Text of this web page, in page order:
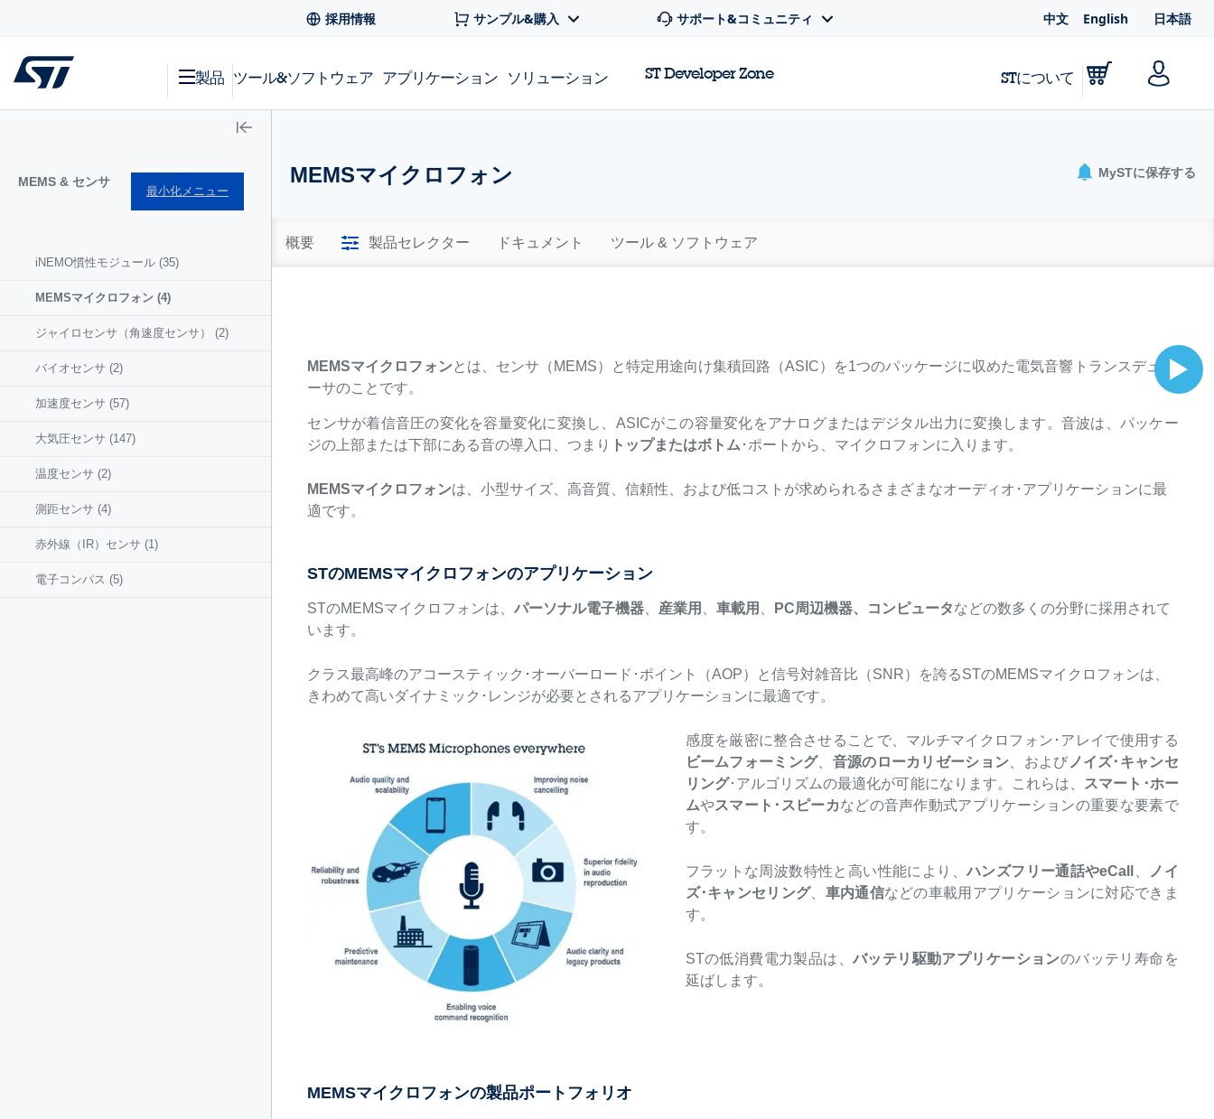
採用情報 サンプル&購入 サポート&コミュニティ 中文 English 日本語
製品 ツール&ソフトウェア アプリケーション ソリューション ST Developer Zone STについて
MEMS & センサ
最小化メニュー
iNEMO慣性モジュール (35)
MEMSマイクロフォン (4)
ジャイロセンサ（角速度センサ） (2)
バイオセンサ (2)
加速度センサ (57)
大気圧センサ (147)
温度センサ (2)
測距センサ (4)
赤外線（IR）センサ (1)
電子コンパス (5)
MEMSマイクロフォン MySTに保存する
概要 製品セレクター ドキュメント ツール & ソフトウェア
MEMSマイクロフォン とは、センサ（MEMS）と特定用途向け集積回路（ASIC）を1つのパッケージに収めた電気音響トランスデュ
ーサのことです。
センサが着信音圧の変化を容量変化に変換し、ASICがこの容量変化をアナログまたはデジタル出力に変換します。音波は、パッケー
ジの上部または下部にある音の導入口、つまり
トップまたはボトム ･ポートから、マイクロフォンに入ります。
MEMSマイクロフォンは、小型サイズ、高音質、信頼性、および低コストが求められるさまざまなオーディオ･アプリケーションに最
適です。
STのMEMSマイクロフォンのアプリケーション
STのMEMSマイクロフォンは、パーソナル電子機器 産業用 、車載用 PC周辺機器、 コンピュータなどの数多くの分野に採用されて
います。
クラス最高峰のアコースティック･オーバーロード･ポイント（AOP）と信号対雑音比（SNR）を誇るSTのMEMSマイクロフォンは、
きわめて高いダイナミック･レンジが必要とされるアプリケーションに最適です。
感度を厳密に整合させることで、マルチマイクロフォン･アレイで使用する
ビームフォーミング、 音源のローカリゼーション 、および ノイズ･キャンセ
リング･アルゴリズムの最適化が可能になります。これらは、 スマート･ホー
ムやスマート･スピーカなどの音声作動式アプリケーションの重要な要素で
す。
フラットな周波数特性と高い性能により、ハンズフリー通話やeCall
ノイ
ズ･キャンセリング、 車内通信などの車載用アプリケーションに対応できま
す。
STの低消費電力製品は、バッテリ駆動アプリケーションのバッテリ寿命を
延ばします。
MEMSマイクロフォンの製品ポートフォリオ